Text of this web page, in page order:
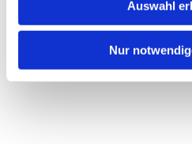
Auswahl
Nur